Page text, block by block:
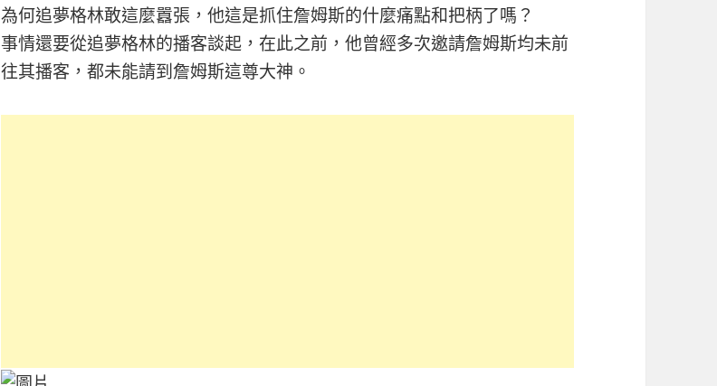
為何追夢格林敢這麼囂張，他這是抓住詹姆斯的什麼痛點和把柄了嗎？
事情還要從追夢格林的播客談起，在此之前，他曾經多次邀請詹姆斯均未前
往其播客，都未能請到詹姆斯這尊大神。